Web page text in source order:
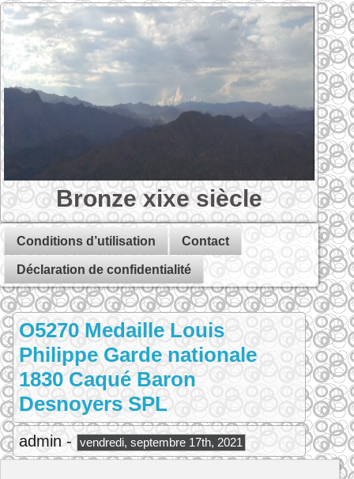
Bronze xixe siècle
Conditions d’utilisation Contact
Déclaration de confidentialité
O5270 Medaille Louis
Philippe Garde nationale
1830 Caqué Baron
Desnoyers SPL
admin - vendredi, septembre 17th, 2021